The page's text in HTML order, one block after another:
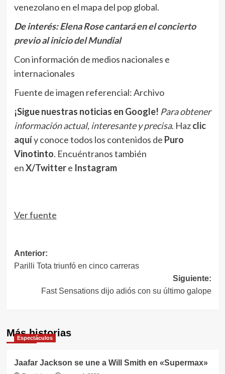
venezolano en el mapa del pop global.
De interés:Elena Rose cantará en el concierto
previo al inicio del Mundial
Con información de medios nacionales e
internacionales
Fuente de imagen referencial: Archivo
¡Sigue nuestras noticias en Google! Para obtener
información actual, interesante y precisa. Hazclic
aquíy conoce todos los contenidos de Puro
Vinotinto. Encuéntranos también
enX/Twittere Instagram
Ver fuente
Navegación
de
entradas
Anterior:
Parilli Tota triunfó en cinco carreras
Siguiente:
Fast Sensations dijo adiós con su último galope
Más historias
Espectáculos
Jaafar Jackson se une a Will Smith en «Supermax»